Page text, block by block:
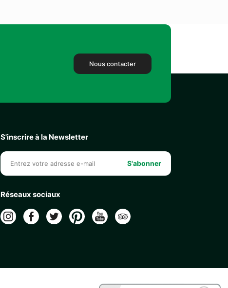
Nous contacter
S'inscrire à la Newsletter
S'abonner
Réseaux sociaux